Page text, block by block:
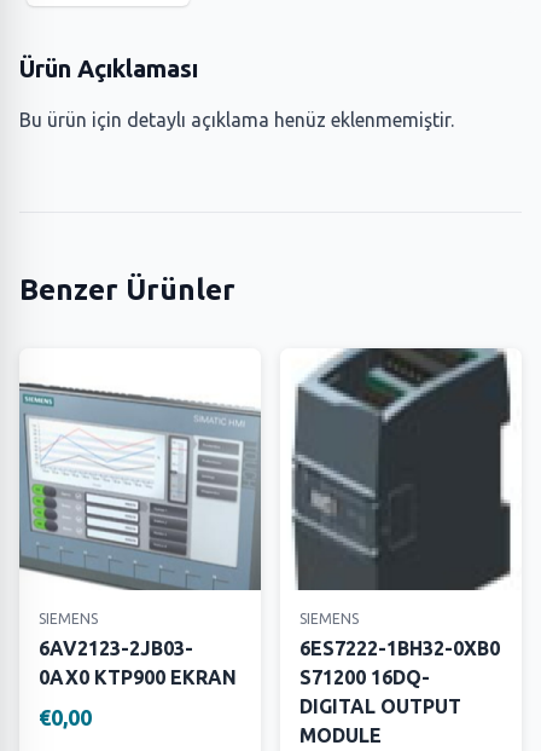
Ürün Açıklaması
Bu ürün için detaylı açıklama henüz eklenmemiştir.
Benzer Ürünler
SIEMENS
6AV2123-2JB03-
0AX0 KTP900 EKRAN
€0,00
SIEMENS
6ES7222-1BH32-0XB0
S71200 16DQ-
DIGITAL OUTPUT
MODULE